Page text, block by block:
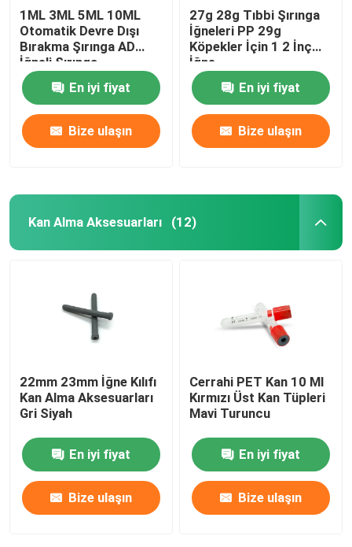
1ML 3ML 5ML 10ML
Otomatik Devre Dışı
Bırakma Şırınga AD
İğneli Şırınga
En iyi fiyat
Bize ulaşın
27g 28g Tıbbi Şırınga
İğneleri PP 29g
Köpekler İçin 1 2 İnç
İğne
En iyi fiyat
Bize ulaşın
Kan Alma Aksesuarları (12)
22mm 23mm İğne Kılıfı
Kan Alma Aksesuarları
Gri Siyah
En iyi fiyat
Bize ulaşın
Cerrahi PET Kan 10 Ml
Kırmızı Üst Kan Tüpleri
Mavi Turuncu
En iyi fiyat
Bize ulaşın